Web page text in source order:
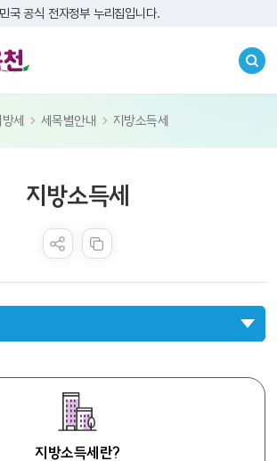
국 공식 전자정부 누리집입니다.
세 세목별안내 지방소득세
지방소득세
지방소득세란?